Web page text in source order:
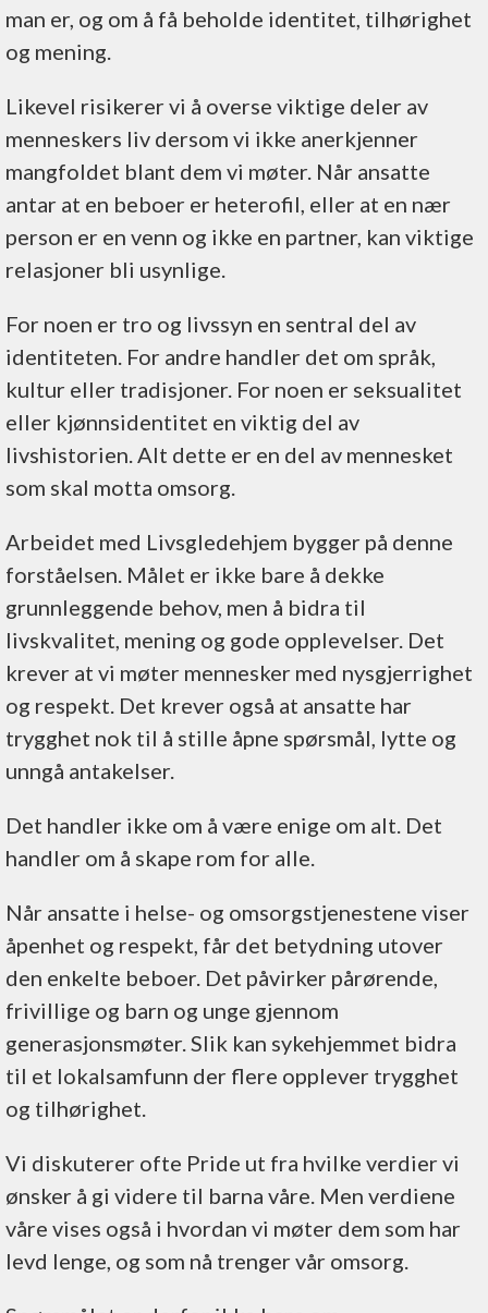
man er, og om å få beholde identitet, tilhørighet
og mening.
Likevel risikerer vi å overse viktige deler av
menneskers liv dersom vi ikke anerkjenner
mangfoldet blant dem vi møter. Når ansatte
antar at en beboer er heterofil, eller at en nær
person er en venn og ikke en partner, kan viktige
relasjoner bli usynlige.
For noen er tro og livssyn en sentral del av
identiteten. For andre handler det om språk,
kultur eller tradisjoner. For noen er seksualitet
eller kjønnsidentitet en viktig del av
livshistorien. Alt dette er en del av mennesket
som skal motta omsorg.
Arbeidet med Livsgledehjem bygger på denne
forståelsen. Målet er ikke bare å dekke
grunnleggende behov, men å bidra til
livskvalitet, mening og gode opplevelser. Det
krever at vi møter mennesker med nysgjerrighet
og respekt. Det krever også at ansatte har
trygghet nok til å stille åpne spørsmål, lytte og
unngå antakelser.
Det handler ikke om å være enige om alt. Det
handler om å skape rom for alle.
Når ansatte i helse- og omsorgstjenestene viser
åpenhet og respekt, får det betydning utover
den enkelte beboer. Det påvirker pårørende,
frivillige og barn og unge gjennom
generasjonsmøter. Slik kan sykehjemmet bidra
til et lokalsamfunn der flere opplever trygghet
og tilhørighet.
Vi diskuterer ofte Pride ut fra hvilke verdier vi
ønsker å gi videre til barna våre. Men verdiene
våre vises også i hvordan vi møter dem som har
levd lenge, og som nå trenger vår omsorg.